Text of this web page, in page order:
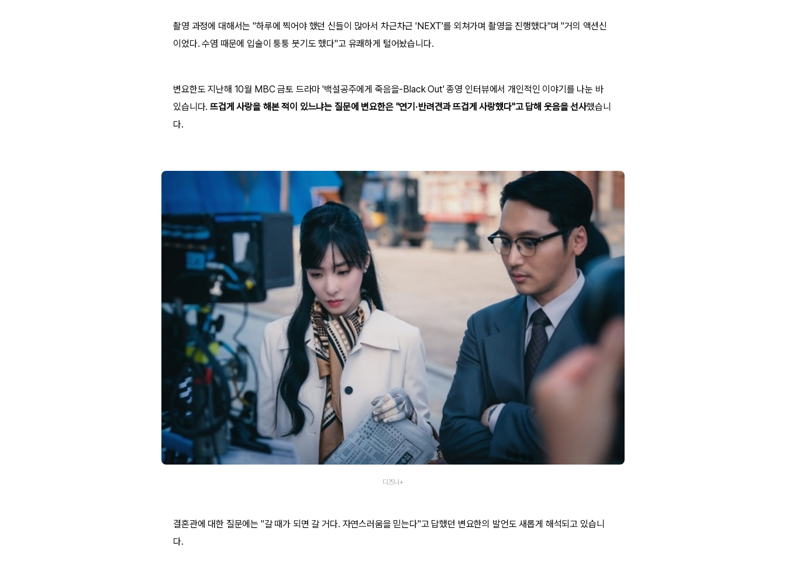
촬영 과정에 대해서는 "하루에 찍어야 했던 신들이 많아서 차근차근 'NEXT'를 외쳐가며 촬영을 진행했다"며 "거의 액션신
이었다. 수염 때문에 입술이 퉁퉁 붓기도 했다"고 유쾌하게 털어놨습니다.
변요한도 지난해 10월 MBC 금토 드라마 '백설공주에게 죽음을-Black Out' 종영 인터뷰에서 개인적인 이야기를 나눈 바
있습니다.뜨겁게 사랑을 해본 적이 있느냐는 질문에 변요한은 "연기·반려견과 뜨겁게 사랑했다"고 답해 웃음을 선사했습니
다.
디즈니+
결혼관에 대한 질문에는 "갈 때가 되면 갈 거다. 자연스러움을 믿는다"고 답했던 변요한의 발언도 새롭게 해석되고 있습니
다.